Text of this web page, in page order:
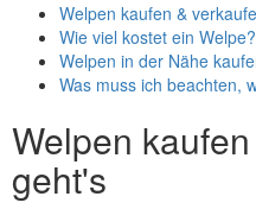
Welpen kaufen &
Wie viel kostet ein Welpe?
Welpen in der Nähe
Was muss ich beachten,
Welpen
geht's